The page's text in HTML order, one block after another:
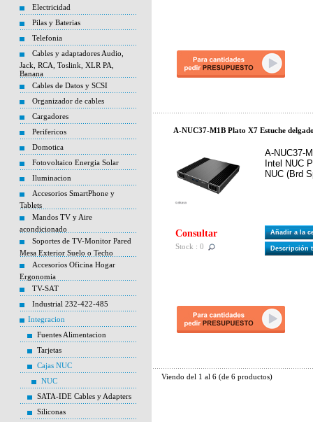
Electricidad
Pilas y Baterias
Telefonia
Cables y adaptadores Audio,
Jack, RCA, Toslink, XLR PA,
Banana
Cables de Datos y SCSI
Organizador de cables
Cargadores
Perifericos
Domotica
Fotovoltaico Energia Solar
Iluminacion
Accesorios SmartPhone y
Tablets
Mandos TV y Aire
acondicionado
Soportes de TV-Monitor Pared
Mesa Exterior Suelo o Techo
Accesorios Oficina Hogar
Ergonomia
TV-SAT
Industrial 232-422-485
Integracion
Fuentes Alimentacion
Tarjetas
Cajas NUC
NUC
SATA-IDE Cables y Adapters
Siliconas
A-NUC37-M1B Plato X7 Estuche
A-NUC37-
Intel NUC
NUC (Brd
Consultar
Stock : 0
Añadir a la
Descripción
Viendo del 1 al 6 (de 6 productos)